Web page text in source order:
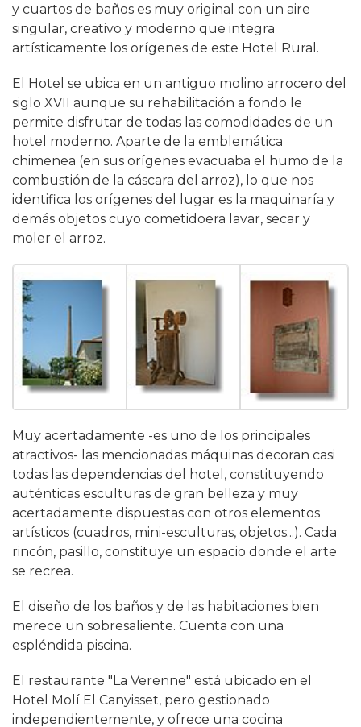
y cuartos de baños es muy original con un aire
singular, creativo y moderno que integra
artísticamente los orígenes de este Hotel Rural.
El Hotel se ubica en un antiguo molino arrocero del
siglo XVII aunque su rehabilitación a fondo le
permite disfrutar de todas las comodidades de un
hotel moderno. Aparte de la emblemática
chimenea (en sus orígenes evacuaba el humo de la
combustión de la cáscara del arroz), lo que nos
identifica los orígenes del lugar es la maquinaría y
demás objetos cuyo cometidoera lavar, secar y
moler el arroz.
Muy acertadamente -es uno de los principales
atractivos- las mencionadas máquinas decoran casi
todas las dependencias del hotel, constituyendo
auténticas esculturas de gran belleza y muy
acertadamente dispuestas con otros elementos
artísticos (cuadros, mini-esculturas, objetos...). Cada
rincón, pasillo, constituye un espacio donde el arte
se recrea.
El diseño de los baños y de las habitaciones bien
merece un sobresaliente. Cuenta con una
espléndida piscina.
El restaurante "La Verenne" está ubicado en el
Hotel Molí El Canyisset, pero gestionado
independientemente, y ofrece una cocina